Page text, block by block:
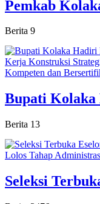
Pemkab
Berita 9
Bupati Kolaka
Berita 13
Seleksi